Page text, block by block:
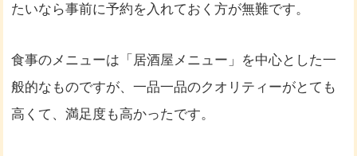
たいなら事前に予約を入れておく方が無難です。
食事のメニューは「居酒屋メニュー」を中心とした一
般的なものですが、一品一品のクオリティーがとても
高くて、満足度も高かったです。